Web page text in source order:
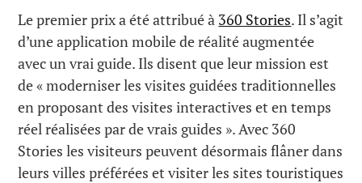
Le premier prix a été attribué à 360 Stories. Il s’agit
d’une application mobile de réalité augmentée
avec un vrai guide. Ils disent que leur mission est
de « moderniser les visites guidées traditionnelles
en proposant des visites interactives et en temps
réel réalisées par de vrais guides ». Avec 360
Stories les visiteurs peuvent désormais flâner dans
leurs villes préférées et visiter les sites touristiques